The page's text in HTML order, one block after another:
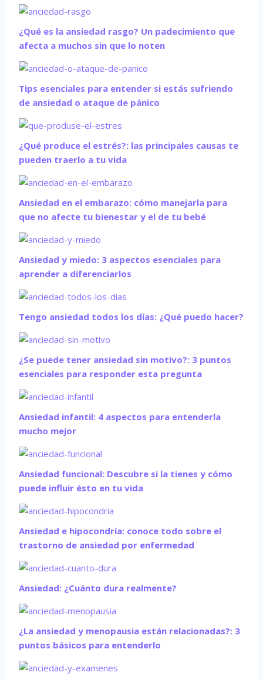
¿Qué es la ansiedad rasgo? Un padecimiento que
afecta a muchos sin que lo noten
Tips esenciales para entender si estás sufriendo
de ansiedad o ataque de pánico
¿Qué produce el estrés?: las principales causas te
pueden traerlo a tu vida
Ansiedad en el embarazo: cómo manejarla para
que no afecte tu bienestar y el de tu bebé
Ansiedad y miedo: 3 aspectos esenciales para
aprender a diferenciarlos
Tengo ansiedad todos los días: ¿Qué puedo hacer?
¿Se puede tener ansiedad sin motivo?: 3 puntos
esenciales para responder esta pregunta
Ansiedad infantil: 4 aspectos para entenderla
mucho mejor
Ansiedad funcional: Descubre si la tienes y cómo
puede influir ésto en tu vida
Ansiedad e hipocondría: conoce todo sobre el
trastorno de ansiedad por enfermedad
Ansiedad: ¿Cuánto dura realmente?
¿La ansiedad y menopausia están relacionadas?: 3
puntos básicos para entenderlo